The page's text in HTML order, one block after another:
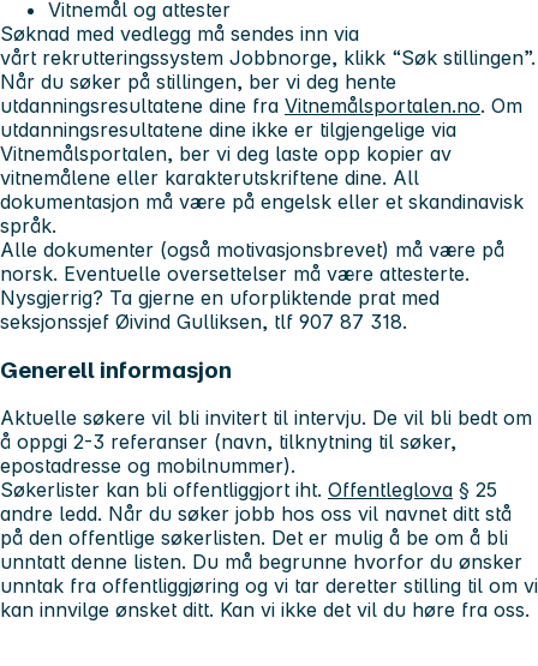
Vitnemål og attester
Søknad med vedlegg må sendes inn via
vårt rekrutteringssystem Jobbnorge, klikk “Søk stillingen”.
Når du søker på stillingen, ber vi deg hente
utdanningsresultatene dine fra Vitnemålsportalen.no. Om
utdanningsresultatene dine ikke er tilgjengelige via
Vitnemålsportalen, ber vi deg laste opp kopier av
vitnemålene eller karakterutskriftene dine. All
dokumentasjon må være på engelsk eller et skandinavisk
språk.
Alle dokumenter (også motivasjonsbrevet) må være på
norsk. Eventuelle oversettelser må være attesterte.
Nysgjerrig? Ta gjerne en uforpliktende prat med
seksjonssjef Øivind Gulliksen, tlf 907 87 318.
Generell informasjon
Aktuelle søkere vil bli invitert til intervju. De vil bli bedt om
å oppgi 2-3 referanser (navn, tilknytning til søker,
epostadresse og mobilnummer).
Søkerlister kan bli offentliggjort iht. Offentleglova § 25
andre ledd. Når du søker jobb hos oss vil navnet ditt stå
på den offentlige søkerlisten. Det er mulig å be om å bli
unntatt denne listen. Du må begrunne hvorfor du ønsker
unntak fra offentliggjøring og vi tar deretter stilling til om vi
kan innvilge ønsket ditt. Kan vi ikke det vil du høre fra oss.